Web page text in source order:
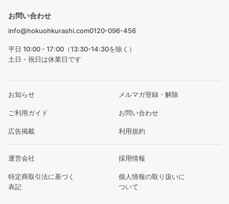
お問い合わせ
info@hokuohkurashi.com0120-096-456
平日 10:00 - 17:00（13:30-14:30を除く）
土日・祝日は休業日です
お知らせ メルマガ登録・解除
ご利用ガイド お問い合わせ
広告掲載 利用規約
運営会社 採用情報
特定商取引法に基づく
表記
個人情報の取り扱いに
ついて